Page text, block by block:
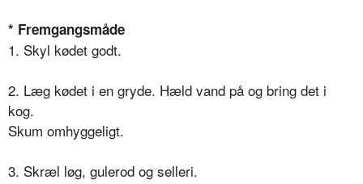
* Fremgangsmåde
1. Skyl kødet godt.
2. Læg kødet i en gryde. Hæld vand på og bring det i
kog.
Skum omhyggeligt.
3. Skræl løg, gulerod og selleri.